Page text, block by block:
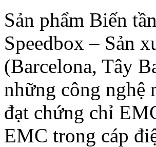
Sản phẩm Biến
Speedbox – Sản
(Barcelona, Tây
những công nghệ
đạt chứng chỉ
EMC trong cáp